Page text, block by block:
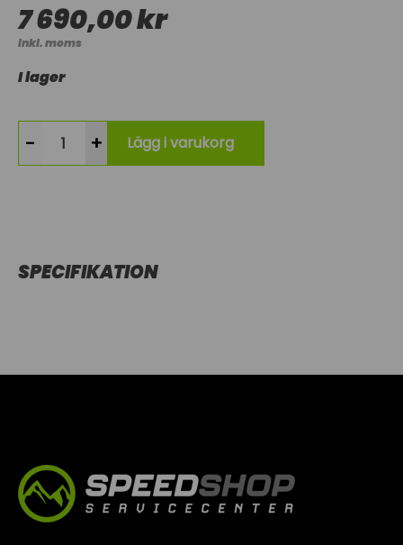
7 690,00 kr
Inkl. moms
I lager
- + Lägg i varukorg
SPECIFIKATION